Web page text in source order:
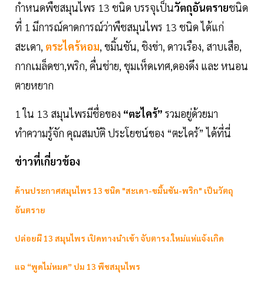
กำหนดพืชสมุนไพร 13 ชนิด บรรจุเป็นวัตถุอันตรายชนิด
ที่ 1 มีการณ์คาดการณ์ว่าพืชสมุนไพร 13 ชนิด ได้แก่
สะเดา, ตระไคร้หอม, ขมิ้นชัน, ชิงข่า, ดาวเรือง, สาบเสือ,
กากเมล็ดชา,พริก, คื่นช่าย, ชุมเห็ดเทศ,ดองดึง และ หนอน
ตายหยาก
1 ใน 13 สมุนไพรมีชื่อของ “ตะไคร้” รวมอยู่ด้วยมา
ทำความรู้จัก คุณสมบัติ ประโยชน์ของ “ตะไคร้” ได้ที่นี่
ข่าวที่เกี่ยวข้อง
ค้านประกาศสมุนไพร 13 ชนิด "สะเดา-ขมิ้นชัน-พริก" เป็นวัตถุ
อันตราย
ปล่อยผี 13 สมุนไพร เปิดทางนำเข้า จับตารง.ใหม่แห่แจ้งเกิด
แฉ “พูดไม่หมด” ปม 13 พืชสมุนไพร